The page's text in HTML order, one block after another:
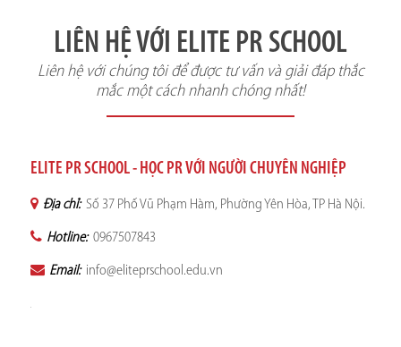
LIÊN HỆ VỚI ELITE PR SCHOOL
Liên hệ với chúng tôi để được tư vấn và giải đáp thắc
mắc một cách nhanh chóng nhất!
ELITE PR SCHOOL - HỌC PR VỚI NGƯỜI CHUYÊN NGHIỆP
Địa chỉ: Số 37 Phố Vũ Phạm Hàm, Phường Yên Hòa, TP Hà Nội.
Hotline: 0967507843
Email: info@eliteprschool.edu.vn